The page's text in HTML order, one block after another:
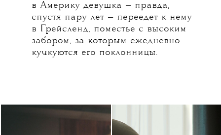
в Америку девушка — правда,
спустя пару лет — переедет к нему
в Грейсленд, поместье с высоким
забором, за которым ежедневно
кучкуются его поклонницы.